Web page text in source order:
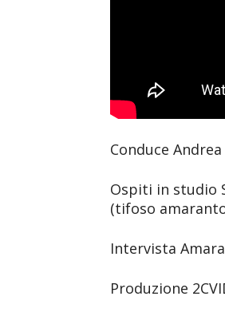
Conduce
Ospiti in studio
(tifoso
Intervista
Produzione